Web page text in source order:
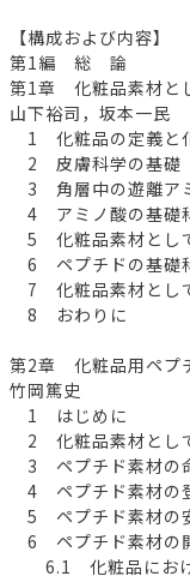
【構成および内容】
第1編 総 論
第1章 化粧品素材と
山下裕司，坂本一民
1 化粧品の定義と
2 皮膚科学の基礎
3 角層中の遊離ア
4 アミノ酸の基礎
5 化粧品素材とし
6 ペプチドの基礎
7 化粧品素材とし
8 おわりに
第2章 化粧品用ペプ
竹岡篤史
1 はじめに
2 化粧品素材とし
3 ペプチド素材の
4 ペプチド素材の
5 ペプチド素材の
6 ペプチド素材の
6.1 化粧品におけ